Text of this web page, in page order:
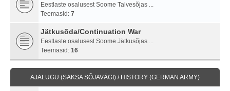
Eestlaste osalusest Soome Talvesõjas ...
Teemasid: 7
Jätkusõda/Continuation War
Eestlaste osalusest Soome Jätkusõjas ...
Teemasid: 16
AJALUGU (SAKSA SÕJAVÄGI) / HISTORY (GERMAN ARMY)